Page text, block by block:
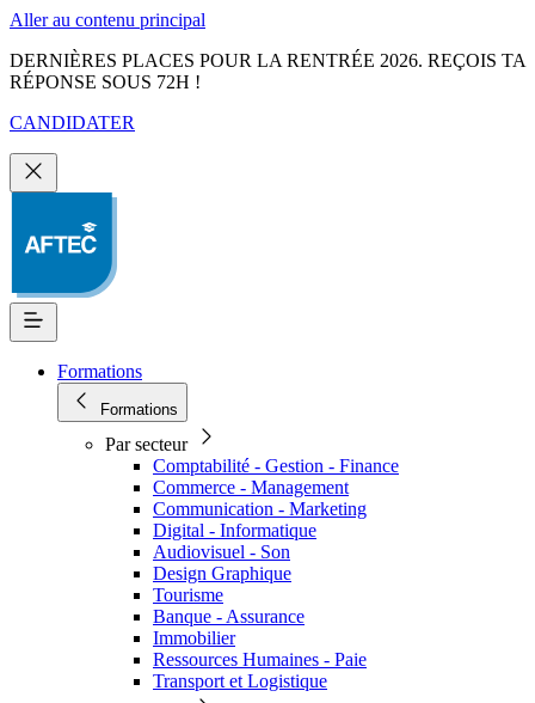
Aller au contenu principal
DERNIÈRES PLACES POUR LA RENTRÉE 2026. REÇOIS TA
RÉPONSE SOUS 72H !
CANDIDATER
Formations
Formations
Par secteur
Comptabilité - Gestion - Finance
Commerce - Management
Communication - Marketing
Digital - Informatique
Audiovisuel - Son
Design Graphique
Tourisme
Banque - Assurance
Immobilier
Ressources Humaines - Paie
Transport et Logistique